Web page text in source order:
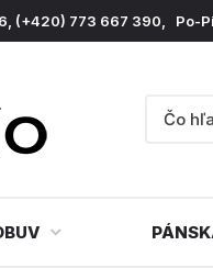
(+420) 773 667 390, Po-